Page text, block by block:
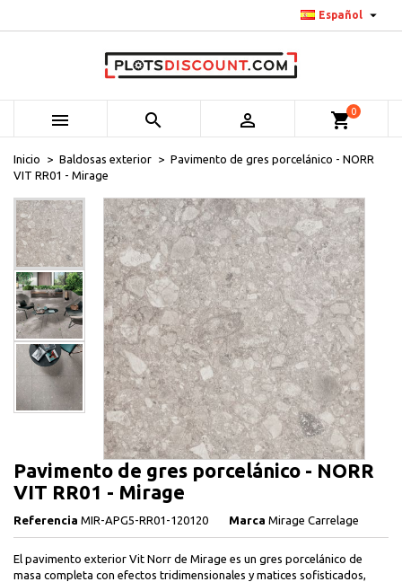
Español 
   shopping_cart0
Inicio Baldosas exterior
Pavimento de gres porcelánico - NORR
VIT RR01 - Mirage
Pavimento de gres porcelánico - NORR
VIT RR01 - Mirage
Referencia MIR-APG5-RR01-120120 Marca Mirage Carrelage
El pavimento exterior Vit Norr de Mirage es un gres porcelánico de
masa completa con efectos tridimensionales y matices sofisticados,